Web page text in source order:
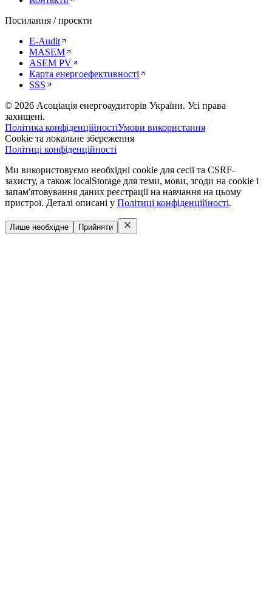
Посилання / проєкти
E-Audit
MASEM
ASEM PV
Карта енергоефективності
SSS
© 2026 Асоціація енергоаудиторів України. Усі права
захищені.
Політика конфіденційностіУмови використання
Cookie та локальне збереження
Політиці конфіденційності
Ми використовуємо необхідні cookie для сесії та CSRF-
захисту, а також localStorage для теми, мови, згоди на cookie і
запам'ятовування даних реєстрації на навчання на цьому
пристрої. Деталі описані у Політиці конфіденційності.
Лише необхідне Прийняти